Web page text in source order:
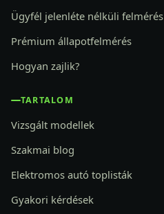
Ügyfél jelenléte nélküli felmérés
Prémium állapotfelmérés
Hogyan zajlik?
TARTALOM
Vizsgált modellek
Szakmai blog
Elektromos autó toplisták
Gyakori kérdések